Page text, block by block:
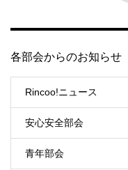
各部会からのお知らせ
Rincoo!ニュース
安心安全部会
青年部会